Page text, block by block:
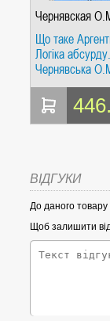
Чернявская
Що таке
Логіка абсурду.
Чернявська
Класік
ВІДГУКИ
До даного
Щоб залишити